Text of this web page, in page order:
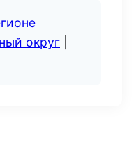
округ